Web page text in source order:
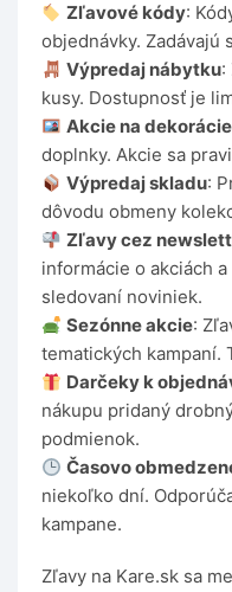
Zľavové kódy:
objednávky. Zadávajú
Výpredaj nábytku:
kusy. Dostupnosť je
Akcie na dekorácie
doplnky. Akcie sa
Výpredaj skladu:
dôvodu obmeny
Zľavy cez
informácie o akciách
sledovaní noviniek.
Sezónne akcie:
tematických kampaní.
Darčeky k
nákupu pridaný
podmienok.
Časovo
niekoľko dní.
kampane.
Zľavy na Kare.sk sa